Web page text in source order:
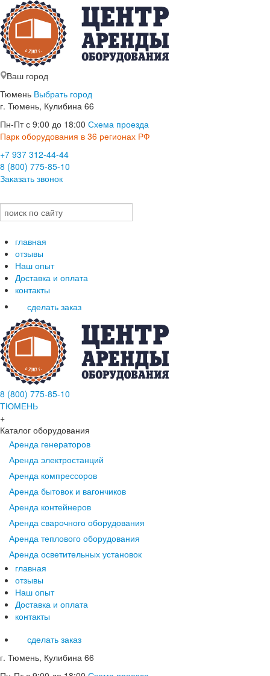
Ваш город
Тюмень Выбрать город
г. Тюмень, Кулибина 66
Пн-Пт с 9:00 до 18:00 Схема проезда
Парк оборудования в 36 регионах РФ
+7 937 312-44-44
8 (800) 775-85-10
Заказать звонок
главная
отзывы
Наш опыт
Доставка и оплата
контакты
сделать заказ
8 (800) 775-85-10
ТЮМЕНЬ
+
Каталог оборудования
Аренда генераторов
Аренда электростанций
Аренда компрессоров
Аренда бытовок и вагончиков
Аренда контейнеров
Аренда сварочного оборудования
Аренда теплового оборудования
Аренда осветительных установок
главная
отзывы
Наш опыт
Доставка и оплата
контакты
сделать заказ
г. Тюмень, Кулибина 66